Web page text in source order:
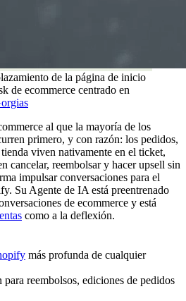
de la página de inicio
de ecommerce centrado en
al que la mayoría de los
primero, y con razón: los pedidos,
viven nativamente en el ticket,
cancelar, reembolsar y hacer upsell sin
impulsar conversaciones para el
Su Agente de IA está preentrenado
de ecommerce y está
como a la deflexión.
más profunda de cualquier
reembolsos, ediciones de pedidos